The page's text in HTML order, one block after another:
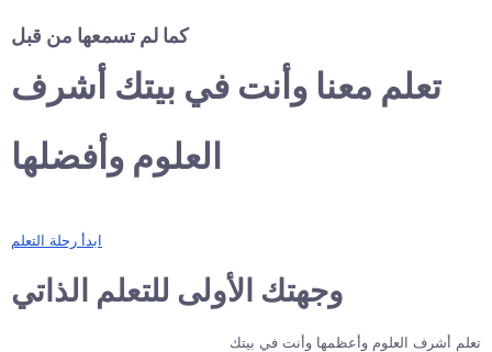
كما لم تسمعها من قبل
تعلم معنا وأنت في بيتك أشرف
العلوم وأفضلها
ابدأ رحلة التعلم
وجهتك الأولى للتعلم الذاتي
تعلم أشرف العلوم وأعظمها وأنت في بيتك